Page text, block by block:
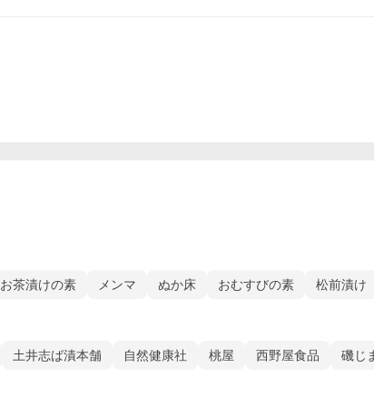
お茶漬けの素 メンマ ぬか床 おむすびの素 松前漬け
土井志ば漬本舗 自然健康社 桃屋 西野屋食品 磯じ